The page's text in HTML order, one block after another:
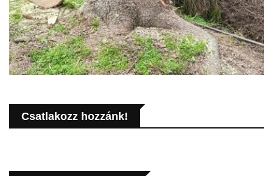
Csatlakozz hozzánk!